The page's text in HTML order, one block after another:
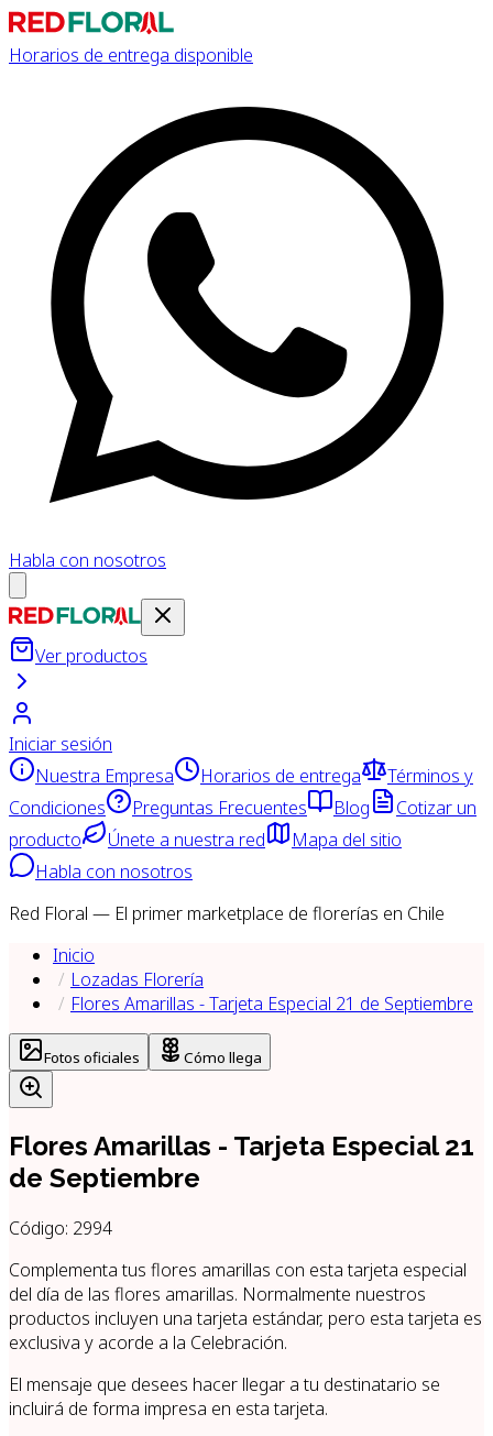
Horarios de entrega disponible
Habla con nosotros
Ver productos
Iniciar sesión
Nuestra Empresa
Horarios de entrega
Términos y
Condiciones
Preguntas Frecuentes Blog
Cotizar un
producto
Únete a nuestra red
Mapa del sitio
Habla con nosotros
Red Floral — El primer marketplace de florerías en Chile
Inicio
Lozadas Florería
Flores Amarillas - Tarjeta Especial 21 de Septiembre
Fotos oficiales Cómo llega
Flores Amarillas - Tarjeta Especial 21
de Septiembre
Código: 2994
Complementa tus flores amarillas con esta tarjeta especial
del día de las flores amarillas. Normalmente nuestros
productos incluyen una tarjeta estándar, pero esta tarjeta es
exclusiva y acorde a la Celebración.
El mensaje que desees hacer llegar a tu destinatario se
incluirá de forma impresa en esta tarjeta.